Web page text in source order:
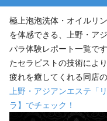
ジ
途
中
下
動
画
極上泡泡洗体・オイルリ
を体感できる、上野・ア
パラ体験レポート一覧で
たセラピストの技術によ
疲れを癒してくれる同店
上野・アジアンエステ「
ラ】でチェック！